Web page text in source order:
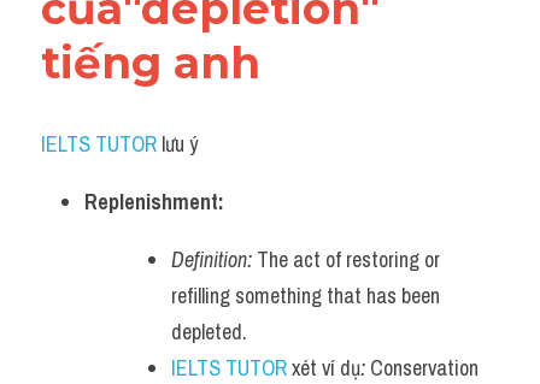
tiếng anh
IELTS TUTOR lưu ý​
Replenishment:
Definition: The act of restoring or
refilling something that has been
depleted.
IELTS TUTOR xét ví dụ: Conservation